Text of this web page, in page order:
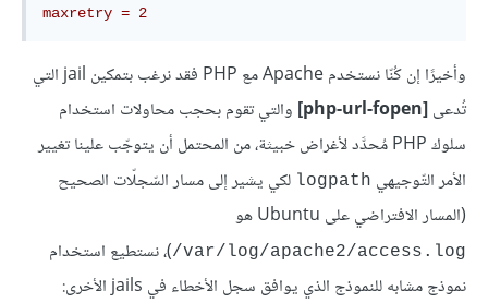
maxretry = 2
وأخيرًا إن كُنّا نستخدم Apache مع PHP فقد نرغب بتمكين jail التي
تُدعى[php-url-fopen]
والتي تقوم بحجب محاولات استخدام
سلوك PHP مُحدَّد لأغراض خبيثة، من المحتمل أن يتوجّب علينا تغيير
الأمر التّوجيهي logpath لكي يشير إلى مسار السّجلّات الصحيح
(المسار الافتراضي على Ubuntu هو
var/log/apache2/access.log/
)، نستطيع استخدام
نموذج مشابه للنموذج الذي يوافق سجل الأخطاء في jails الأخرى: